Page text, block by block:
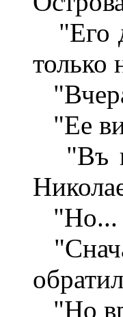
"Его
только
"Ее
"Въ
"Но...
"Но